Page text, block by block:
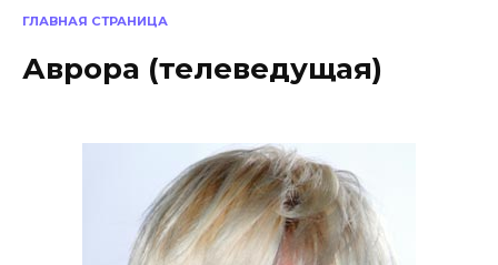
ГЛАВНАЯ СТРАНИЦА
Аврора (телеведущая)